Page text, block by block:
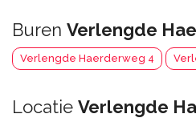
Buren Verlengde
Verlengde Haerderweg 4
Locatie Verlengde